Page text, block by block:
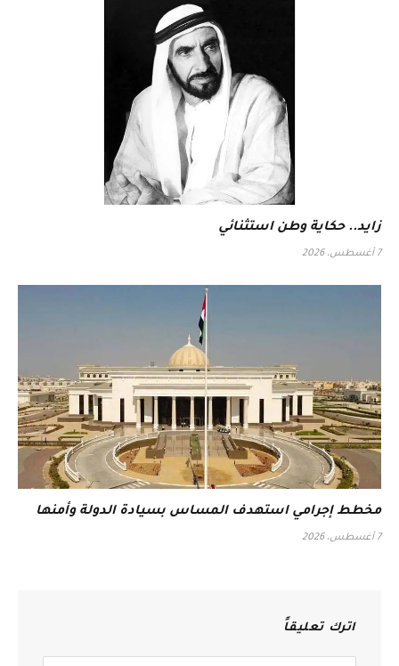
زايد.. حكاية وطن استثنائي
7 أغسطس، 2026
مخطط إجرامي استهدف المساس بسيادة الدولة وأمنها
7 أغسطس، 2026
اترك تعليقاً